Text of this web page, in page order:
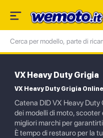
VX Heavy Duty Grigia
VX Heavy Duty Grigia
Catena DID VX Heavy
dei modelli di moto, scooter
migliori marchi per
È tempo di restauro per la